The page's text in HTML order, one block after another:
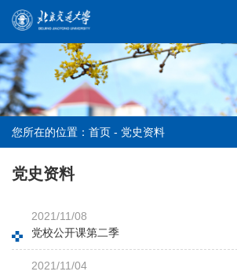
您所在的位置： 首页 - 党史资料
党史资料
2021/11/08
党校公开课第二季
2021/11/04